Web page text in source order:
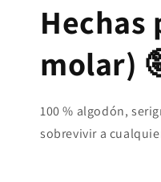
Hechas
molar)
100 % algodón,
sobrevivir a